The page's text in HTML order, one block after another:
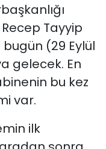
Tayyip
bugün (29 Eylül
gelecek. En
bu kez
var.
ilk